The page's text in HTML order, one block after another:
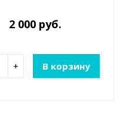
2 000 руб.
+ В корзину